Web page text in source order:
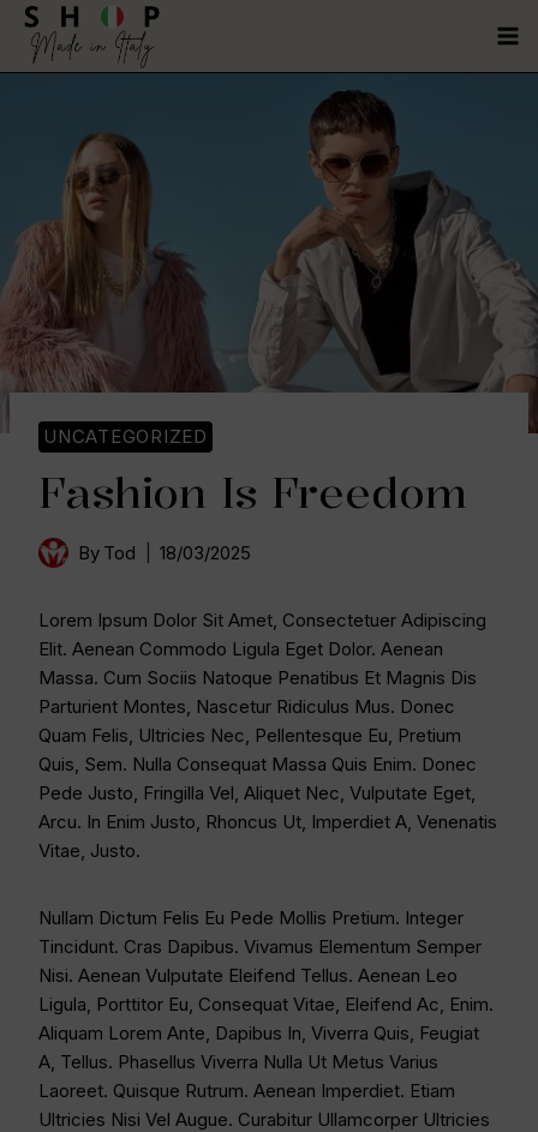
UNCATEGORIZED
Fashion Is Freedom
By Tod 18/03/2025
Lorem Ipsum Dolor Sit Amet, Consectetuer Adipiscing
Elit. Aenean Commodo Ligula Eget Dolor. Aenean
Massa. Cum Sociis Natoque Penatibus Et Magnis Dis
Parturient Montes, Nascetur Ridiculus Mus. Donec
Quam Felis, Ultricies Nec, Pellentesque Eu, Pretium
Quis, Sem. Nulla Consequat Massa Quis Enim. Donec
Pede Justo, Fringilla Vel, Aliquet Nec, Vulputate Eget,
Arcu. In Enim Justo, Rhoncus Ut, Imperdiet A, Venenatis
Vitae, Justo.
Nullam Dictum Felis Eu Pede Mollis Pretium. Integer
Tincidunt. Cras Dapibus. Vivamus Elementum Semper
Nisi. Aenean Vulputate Eleifend Tellus. Aenean Leo
Ligula, Porttitor Eu, Consequat Vitae, Eleifend Ac, Enim.
Aliquam Lorem Ante, Dapibus In, Viverra Quis, Feugiat
A, Tellus. Phasellus Viverra Nulla Ut Metus Varius
Laoreet. Quisque Rutrum. Aenean Imperdiet. Etiam
Ultricies Nisi Vel Augue. Curabitur Ullamcorper Ultricies